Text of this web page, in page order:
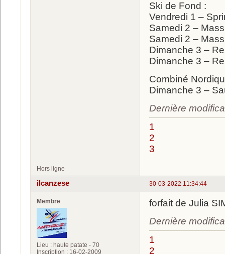
Ski de Fond :
Vendredi 1 –
Samedi 2 –
Samedi 2 –
Dimanche 3 –
Dimanche 3 –
Combiné
Dimanche 3 –
Dernière
1
2
3
Hors ligne
30-03-2022 11:34:44
ilcanzese
Membre
Lieu : haute patate - 70
Inscription : 16-02-2009
forfait de Julia
Dernière
1
2